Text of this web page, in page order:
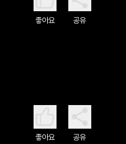
좋아요 공유
좋아요 공유